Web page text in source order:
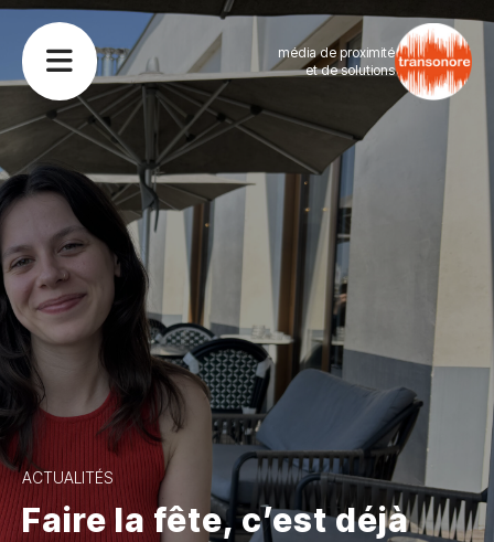
média de proximité
et de solutions
ACTUALITÉS
Faire la fête, c’est déjà